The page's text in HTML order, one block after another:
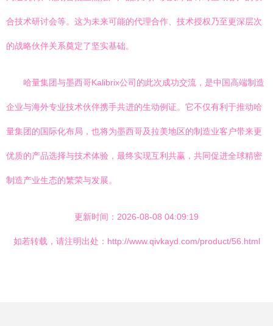
合技术研讨会等。这为未来可能的代理合作、技术授权乃至更深层次
的战略伙伴关系奠定了坚实基础。
哈量集团与墨西哥Kalibrix公司的此次成功交流，是中国高端制造
企业与海外专业技术伙伴携手共进的生动例证。它不仅有利于推动哈
量集团的国际化布局，也将为墨西哥及拉美地区的制造业客户带来更
优质的产品选择与技术体验，最终实现互利共赢，共同促进全球精密
制造产业生态的繁荣与发展。
更新时间：2026-08-08 04:09:19
如若转载，请注明出处：http://www.qivkayd.com/product/56.html